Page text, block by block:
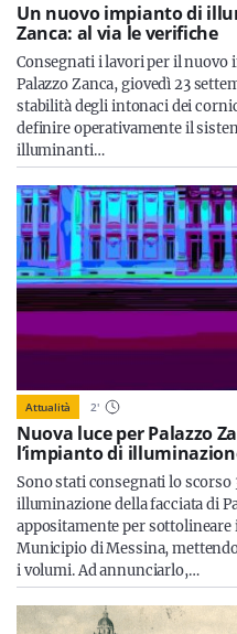
Un nuovo impianto di
Zanca: al via le verifiche
Consegnati i lavori per il
Palazzo Zanca, giovedì 23
stabilità degli intonaci dei
definire operativamente il
illuminanti…
Attualità 2'
Nuova luce per Palazzo
l’impianto di
Sono stati consegnati lo scorso
illuminazione della facciata di
appositamente per
Municipio di Messina,
i volumi. Ad annunciarlo,…